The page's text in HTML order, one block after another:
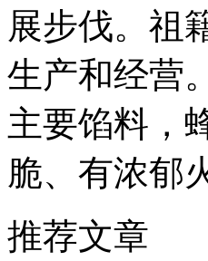
展步伐。祖
生产和经营
主要馅料，
脆、有浓郁
推荐文章